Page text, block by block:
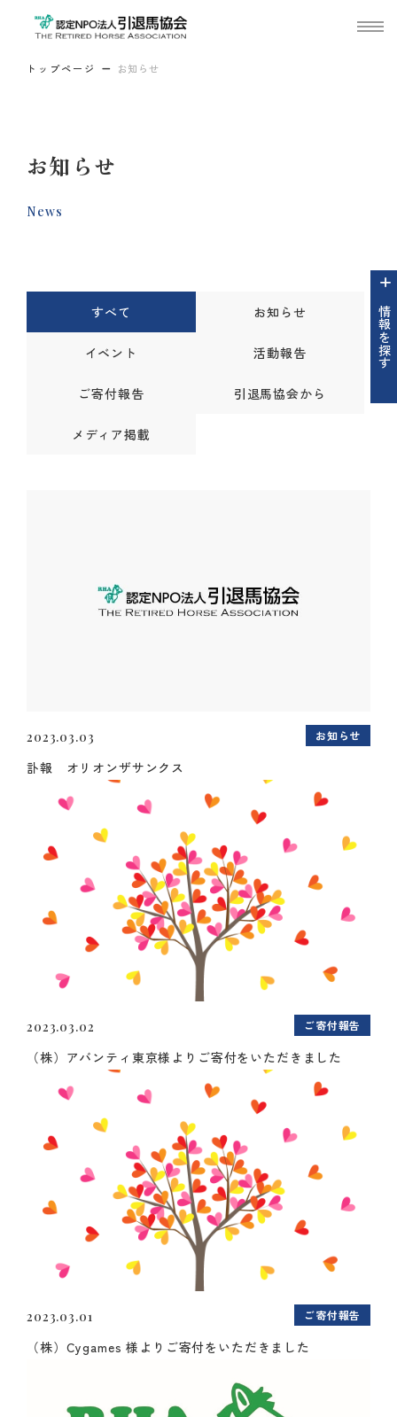
トップページ お知らせ
お知らせ
News
情報を探す
すべて お知らせ
イベント 活動報告
ご寄付報告 引退馬協会から
メディア掲載
2023.03.03 お知らせ
訃報 オリオンザサンクス
2023.03.02 ご寄付報告
（株）アバンティ東京様よりご寄付をいただきました
2023.03.01 ご寄付報告
（株）Cygames 様よりご寄付をいただきました